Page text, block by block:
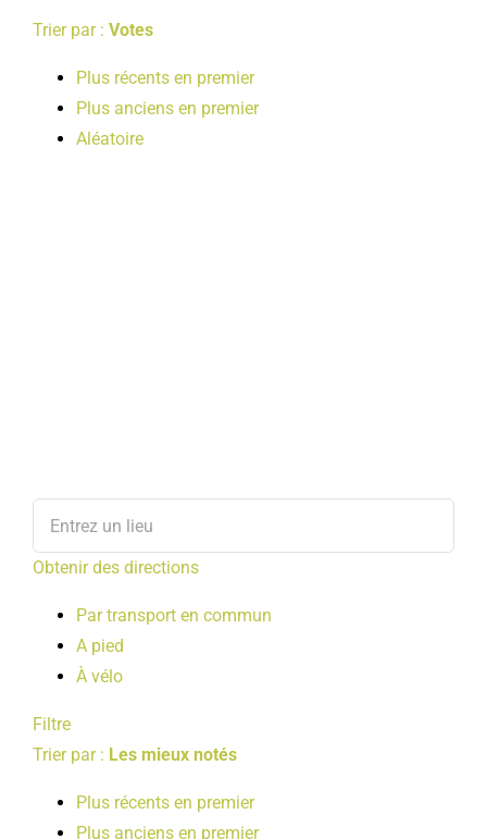
Trier par : Votes
Plus récents en premier
Plus anciens en premier
Aléatoire
Obtenir des directions
Par transport en commun
A pied
À vélo
Filtre
Trier par : Les mieux notés
Plus récents en premier
Plus anciens en premier